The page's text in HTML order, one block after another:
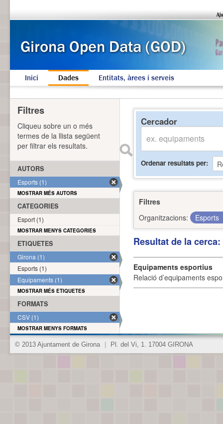
Inici Dades Entitats, àrees i serveis
Cercador
Ordenar resultats per
Filtres
Organitzacions:
Esports
Resultat de la
Equipaments esportius
Relació d’equipaments
Filtres
Cliqueu sobre un o més
termes de la llista següent
per filtrar els resultats.
AUTORS
Esports (1)
MOSTRAR MÉS AUTORS
CATEGORIES
Esport (1)
MOSTRAR MENYS CATEGORIES
ETIQUETES
Girona (1)
Esports (1)
Equipaments (1)
MOSTRAR MÉS ETIQUETES
FORMATS
CSV (1)
MOSTRAR MENYS FORMATS
© 2013 Ajuntament de Girona Pl. del Vi, 1. 17004 GIRONA